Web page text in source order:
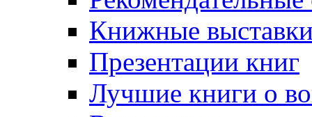
Книжные
Презентации книг
Лучшие книги о